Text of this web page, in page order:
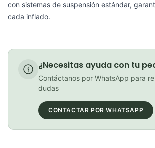
COP 102,000.00
con sistemas de suspensión estándar,
cada inflado.
¿Necesitas ayuda con tu
Contáctanos por WhatsApp para
dudas
CONTACTAR POR WHATSAPP